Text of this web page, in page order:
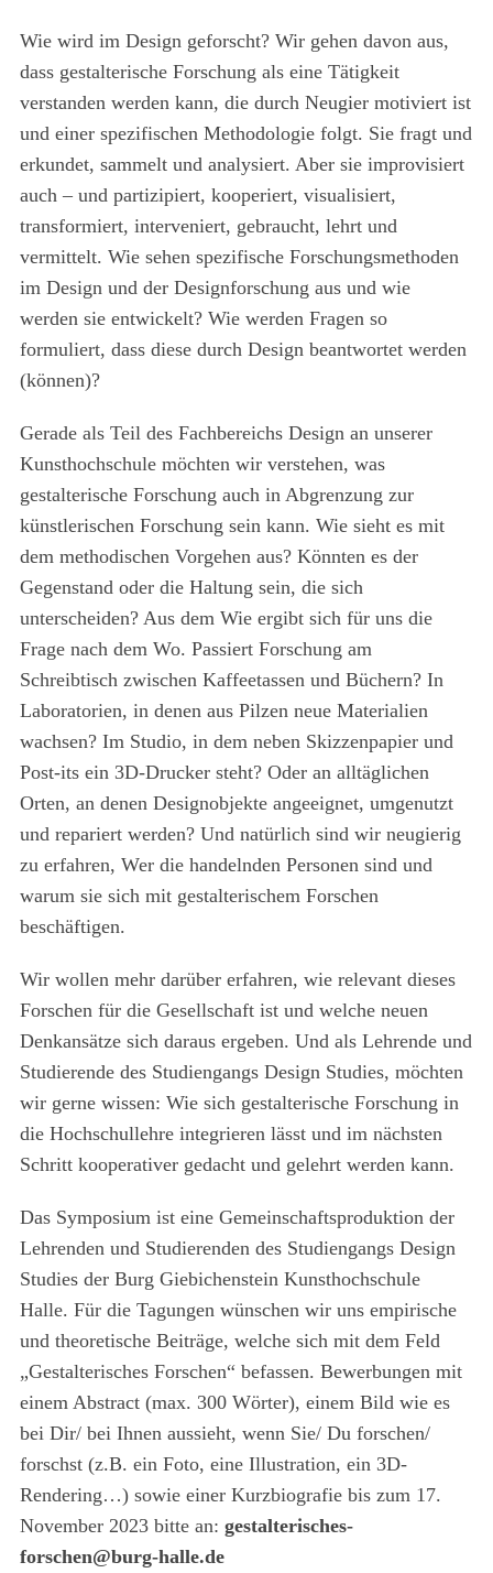
Wie wird im Design geforscht? Wir gehen davon aus,
dass gestalterische Forschung als eine Tätigkeit
verstanden werden kann, die durch Neugier motiviert ist
und einer spezifischen Methodologie folgt. Sie fragt und
erkundet, sammelt und analysiert. Aber sie improvisiert
auch – und partizipiert, kooperiert, visualisiert,
transformiert, interveniert, gebraucht, lehrt und
vermittelt. Wie sehen spezifische Forschungsmethoden
im Design und der Designforschung aus und wie
werden sie entwickelt? Wie werden Fragen so
formuliert, dass diese durch Design beantwortet werden
(können)?
Gerade als Teil des Fachbereichs Design an unserer
Kunsthochschule möchten wir verstehen, was
gestalterische Forschung auch in Abgrenzung zur
künstlerischen Forschung sein kann. Wie sieht es mit
dem methodischen Vorgehen aus? Könnten es der
Gegenstand oder die Haltung sein, die sich
unterscheiden? Aus dem Wie ergibt sich für uns die
Frage nach dem Wo. Passiert Forschung am
Schreibtisch zwischen Kaffeetassen und Büchern? In
Laboratorien, in denen aus Pilzen neue Materialien
wachsen? Im Studio, in dem neben Skizzenpapier und
Post-its ein 3D-Drucker steht? Oder an alltäglichen
Orten, an denen Designobjekte angeeignet, umgenutzt
und repariert werden? Und natürlich sind wir neugierig
zu erfahren, Wer die handelnden Personen sind und
warum sie sich mit gestalterischem Forschen
beschäftigen.
Wir wollen mehr darüber erfahren, wie relevant dieses
Forschen für die Gesellschaft ist und welche neuen
Denkansätze sich daraus ergeben. Und als Lehrende und
Studierende des Studiengangs Design Studies, möchten
wir gerne wissen: Wie sich gestalterische Forschung in
die Hochschullehre integrieren lässt und im nächsten
Schritt kooperativer gedacht und gelehrt werden kann.
Das Symposium ist eine Gemeinschaftsproduktion der
Lehrenden und Studierenden des Studiengangs Design
Studies der Burg Giebichenstein Kunsthochschule
Halle. Für die Tagungen wünschen wir uns empirische
und theoretische Beiträge, welche sich mit dem Feld
„Gestalterisches Forschen“ befassen. Bewerbungen mit
einem Abstract (max. 300 Wörter), einem Bild wie es
bei Dir/ bei Ihnen aussieht, wenn Sie/ Du forschen/
forschst (z.B. ein Foto, eine Illustration, ein 3D-
Rendering…) sowie einer Kurzbiografie bis zum 17.
November 2023 bitte an: gestalterisches-
forschen@burg-halle.de